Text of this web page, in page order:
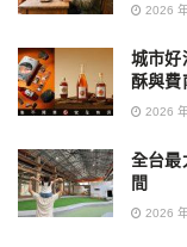
2026
城市好
酥與費
2026
全台最
間
2026